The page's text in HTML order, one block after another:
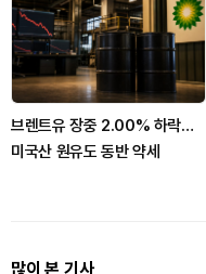
브렌트유 장중 2.00% 하락…
미국산 원유도 동반 약세
많이 본 기사